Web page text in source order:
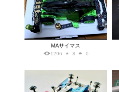
MAサイマス
1296 8 0